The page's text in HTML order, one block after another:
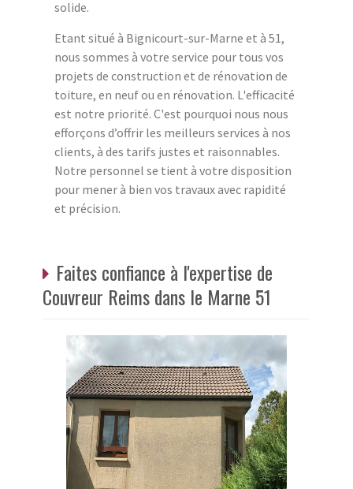
solide.
Etant situé à Bignicourt-sur-Marne et à 51,
nous sommes à votre service pour tous vos
projets de construction et de rénovation de
toiture, en neuf ou en rénovation. L'efficacité
est notre priorité. C'est pourquoi nous nous
efforçons d’offrir les meilleurs services à nos
clients, à des tarifs justes et raisonnables.
Notre personnel se tient à votre disposition
pour mener à bien vos travaux avec rapidité
et précision.
Faites confiance à l'expertise de
Couvreur Reims dans le Marne 51